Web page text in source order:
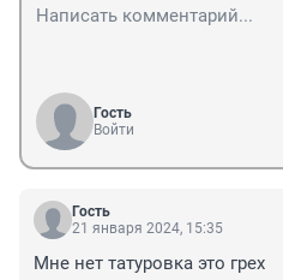
Гость
Войти
Гость
21 января 2024, 15:35
Мне нет татуровка это грех